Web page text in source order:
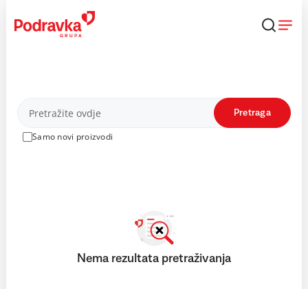
content
Proizvodi
Samo novi proizvodi
Pretraga
Nema rezultata pretraživanja